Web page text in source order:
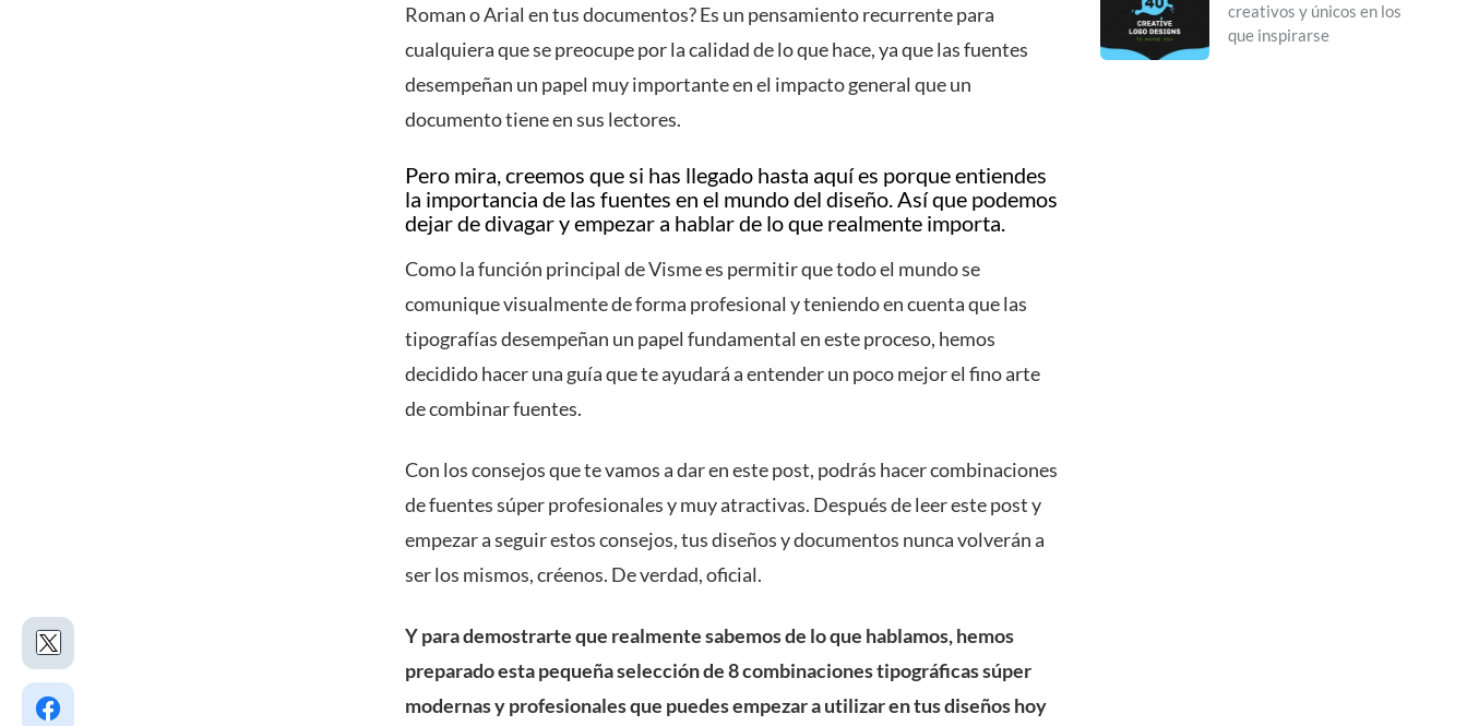
Roman o Arial en tus documentos? Es un pensamiento recurrente para
cualquiera que se preocupe por la calidad de lo que hace, ya que las fuentes
desempeñan un papel muy importante en el impacto general que un
documento tiene en sus lectores.
Pero mira, creemos que si has llegado hasta aquí es porque entiendes
la importancia de las fuentes en el mundo del diseño. Así que podemos
dejar de divagar y empezar a hablar de lo que realmente importa.
Como la función principal de Visme es permitir que todo el mundo se
comunique visualmente de forma profesional y teniendo en cuenta que las
tipografías desempeñan un papel fundamental en este proceso, hemos
decidido hacer una guía que te ayudará a entender un poco mejor el fino arte
de combinar fuentes.
Con los consejos que te vamos a dar en este post, podrás hacer combinaciones
de fuentes súper profesionales y muy atractivas. Después de leer este post y
empezar a seguir estos consejos, tus diseños y documentos nunca volverán a
ser los mismos, créenos. De verdad, oficial.
Y para demostrarte que realmente sabemos de lo que hablamos, hemos
preparado esta pequeña selección de 8 combinaciones tipográficas súper
modernas y profesionales que puedes empezar a utilizar en tus diseños hoy
creativos y únicos en los
que inspirarse